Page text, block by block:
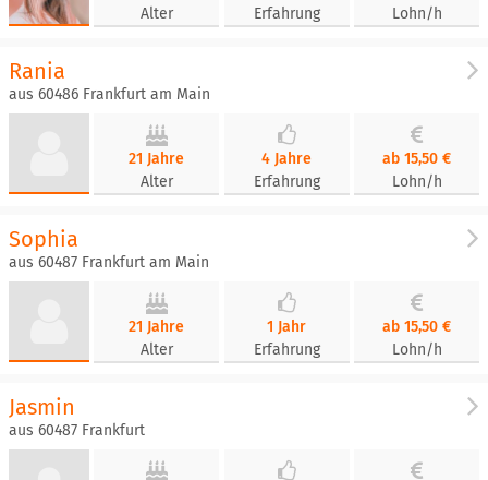
Alter
Erfahrung
Lohn/h
Rania
aus 60486 Frankfurt am Main
21 Jahre
Alter
4 Jahre
Erfahrung
ab 15,50 €
Lohn/h
Sophia
aus 60487 Frankfurt am Main
21 Jahre
Alter
1 Jahr
Erfahrung
ab 15,50 €
Lohn/h
Jasmin
aus 60487 Frankfurt